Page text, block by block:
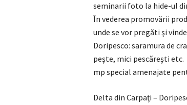
seminarii foto la hide-ul
În vederea promovării
unde se vor pregăti şi
Doripesco: saramura de
peşte, mici pescăreşti
mp special amenajate
Delta din Carpaţi –